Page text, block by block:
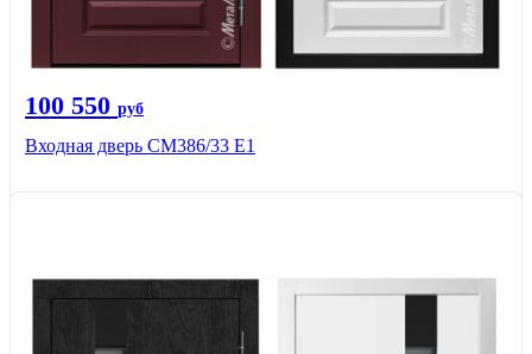
100 550 руб
Входная дверь СМ386/33 Е1